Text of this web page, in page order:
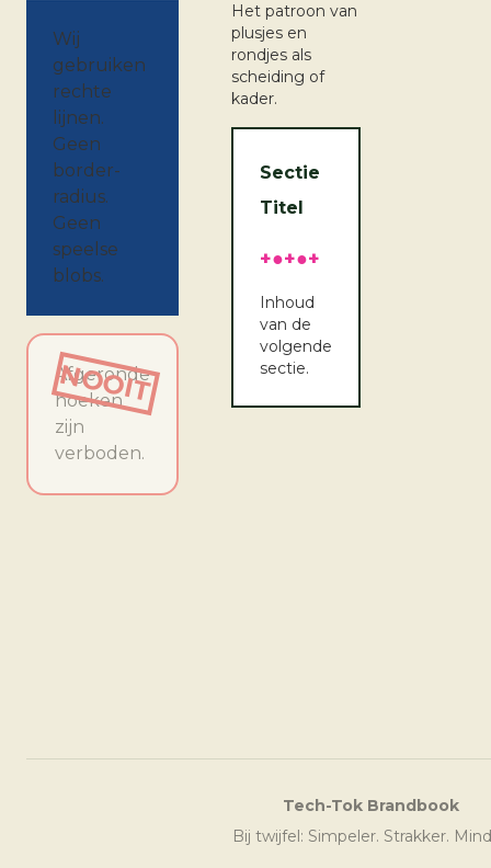
Wij
gebruiken
rechte
lijnen.
Geen
border-
radius.
Geen
speelse
blobs.
NOOIT
Afgeronde
hoeken
zijn
verboden.
Het patroon van
plusjes en
rondjes als
scheiding of
kader.
Sectie
Titel
+●+●+
Inhoud
van de
volgende
sectie.
Tech-Tok Brandbook
Bij twijfel: Simpeler. Strakker.